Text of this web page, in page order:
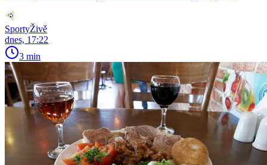
SportyŽivě
dnes, 17:22
3 min